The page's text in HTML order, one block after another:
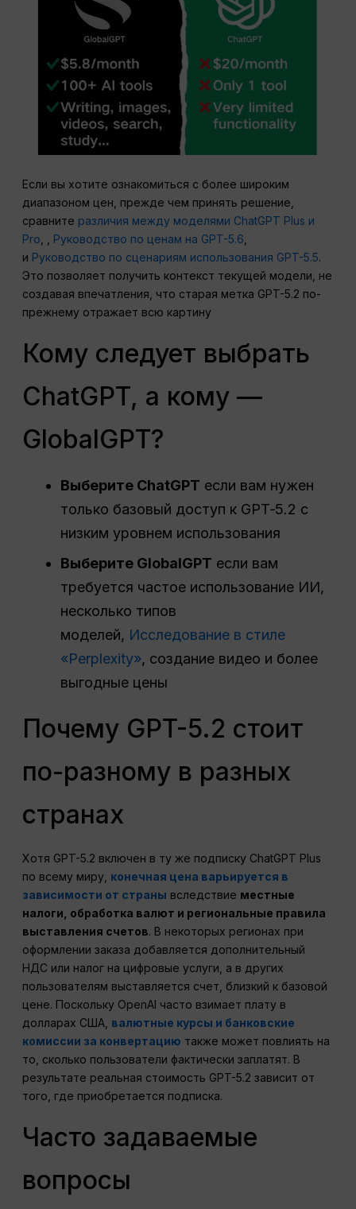
Если вы хотите ознакомиться с более широким
диапазоном цен, прежде чем принять решение,
сравните различия между моделями ChatGPT Plus и
Pro
Руководство по ценам на GPT-5.6
и Руководство по сценариям использования GPT-5.5.
Это позволяет получить контекст текущей модели, не
создавая впечатления, что старая метка GPT-5.2 по-
прежнему отражает всю картину
Кому следует выбрать
ChatGPT, а кому —
GlobalGPT?
Выберите ChatGPT если вам нужен
только базовый доступ к GPT‑5.2 с
низким уровнем использования
Выберите GlobalGPT если вам
требуется частое использование ИИ,
несколько типов
моделей, Исследование в стиле
«Perplexity», создание видео и более
выгодные цены
Почему GPT-5.2 стоит
по-разному в разных
странах
Хотя GPT-5.2 включен в ту же подписку ChatGPT Plus
по всему миру, конечная цена варьируется в
зависимости от страны вследствие местные
налоги, обработка валют и региональные правила
выставления счетов. В некоторых регионах при
оформлении заказа добавляется дополнительный
НДС или налог на цифровые услуги, а в других
пользователям выставляется счет, близкий к базовой
цене. Поскольку OpenAI часто взимает плату в
долларах США, валютные курсы и банковские
комиссии за конвертацию также может повлиять на
то, сколько пользователи фактически заплатят. В
результате реальная стоимость GPT-5.2 зависит от
того, где приобретается подписка.
Часто задаваемые
вопросы